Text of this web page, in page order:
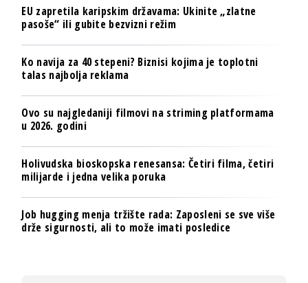
EU zapretila karipskim državama: Ukinite „zlatne
pasoše“ ili gubite bezvizni režim
Ko navija za 40 stepeni? Biznisi kojima je toplotni
talas najbolja reklama
Ovo su najgledaniji filmovi na striming platformama
u 2026. godini
Holivudska bioskopska renesansa: Četiri filma, četiri
milijarde i jedna velika poruka
Job hugging menja tržište rada: Zaposleni se sve više
drže sigurnosti, ali to može imati posledice